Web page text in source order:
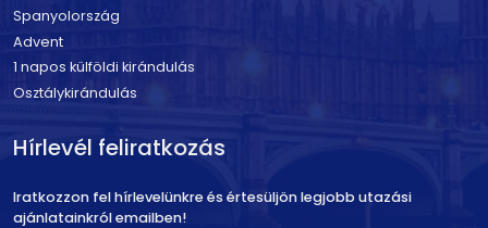
Spanyolország
Advent
1 napos külföldi kirándulás
Osztálykirándulás
Hírlevél feliratkozás
Iratkozzon fel hírlevelünkre és értesüljön legjobb utazási
ajánlatainkról emailben!